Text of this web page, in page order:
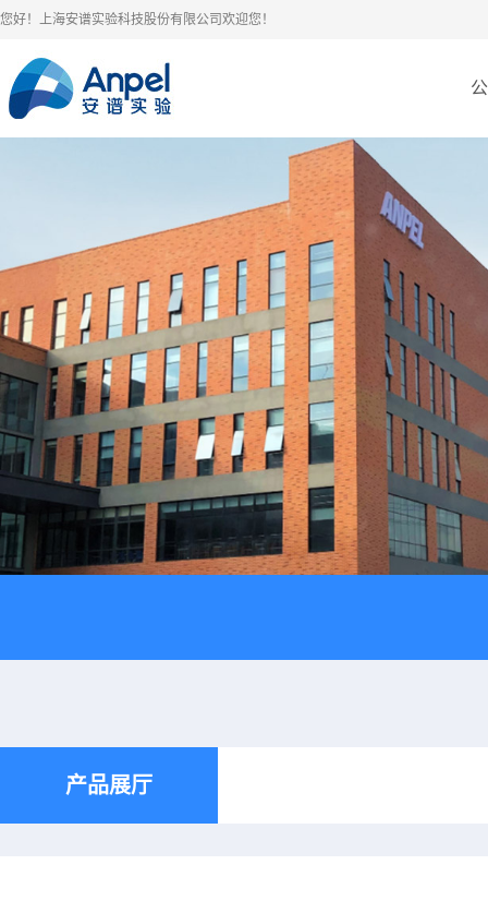
您好！上海安谱实验科技股份有限公司欢迎您！
产品展厅